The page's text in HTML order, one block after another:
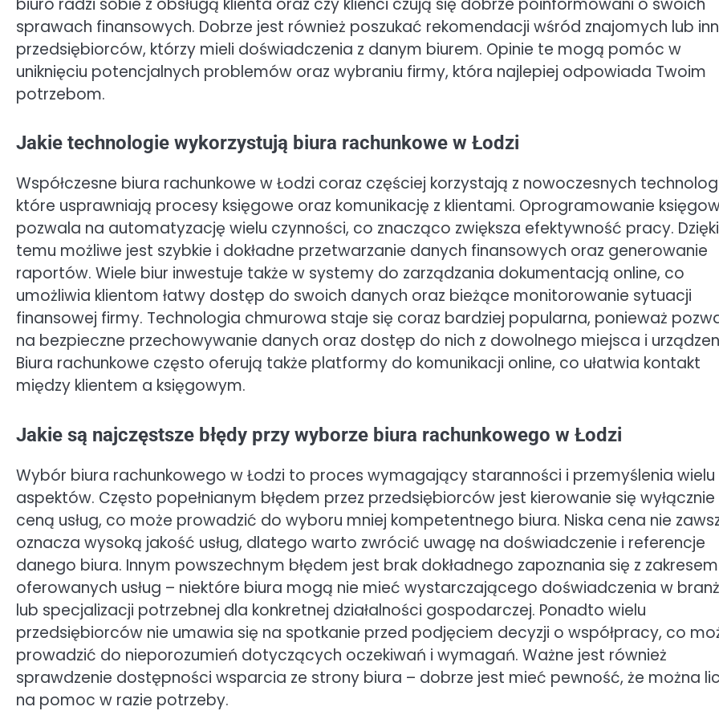
sprawach finansowych. Dobrze jest również poszukać rekomendacji wśród znajomych lub
przedsiębiorców, którzy mieli doświadczenia z danym biurem. Opinie te mogą pomóc w
uniknięciu potencjalnych problemów oraz wybraniu firmy, która najlepiej odpowiada Twoim
potrzebom.
Jakie technologie wykorzystują biura rachunkowe w Łodzi
Współczesne biura rachunkowe w Łodzi coraz częściej korzystają z nowoczesnych
które usprawniają procesy księgowe oraz komunikację z klientami. Oprogramowanie
pozwala na automatyzację wielu czynności, co znacząco zwiększa efektywność pracy. Dzięki
temu możliwe jest szybkie i dokładne przetwarzanie danych finansowych oraz generowanie
raportów. Wiele biur inwestuje także w systemy do zarządzania dokumentacją online, co
umożliwia klientom łatwy dostęp do swoich danych oraz bieżące monitorowanie sytuacji
finansowej firmy. Technologia chmurowa staje się coraz bardziej popularna, ponieważ
na bezpieczne przechowywanie danych oraz dostęp do nich z dowolnego miejsca i
Biura rachunkowe często oferują także platformy do komunikacji online, co ułatwia kontakt
między klientem a księgowym.
Jakie są najczęstsze błędy przy wyborze biura rachunkowego w Łodzi
Wybór biura rachunkowego w Łodzi to proces wymagający staranności i przemyślenia wielu
aspektów. Często popełnianym błędem przez przedsiębiorców jest kierowanie się wyłącznie
ceną usług, co może prowadzić do wyboru mniej kompetentnego biura. Niska cena nie
oznacza wysoką jakość usług, dlatego warto zwrócić uwagę na doświadczenie i referencje
danego biura. Innym powszechnym błędem jest brak dokładnego zapoznania się z zakresem
oferowanych usług – niektóre biura mogą nie mieć wystarczającego doświadczenia w
lub specjalizacji potrzebnej dla konkretnej działalności gospodarczej. Ponadto wielu
przedsiębiorców nie umawia się na spotkanie przed podjęciem decyzji o współpracy, co
prowadzić do nieporozumień dotyczących oczekiwań i wymagań. Ważne jest również
sprawdzenie dostępności wsparcia ze strony biura – dobrze jest mieć pewność, że można
na pomoc w razie potrzeby.